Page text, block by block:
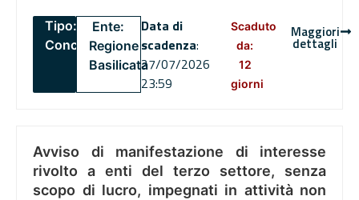
Tipo:
Concorsi
Ente:
Regione
Basilicata
Data di
scadenza:
27/07/2026
23:59
Scaduto
da:
12
giorni
Maggiori
dettagli
Avviso di manifestazione di interesse
rivolto a enti del terzo settore, senza
scopo di lucro, impegnati in attività non